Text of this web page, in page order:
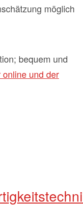
möglich
bequem und
und der